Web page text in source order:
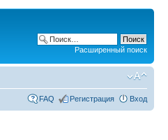
Расширенный поиск
FAQ Регистрация Вход